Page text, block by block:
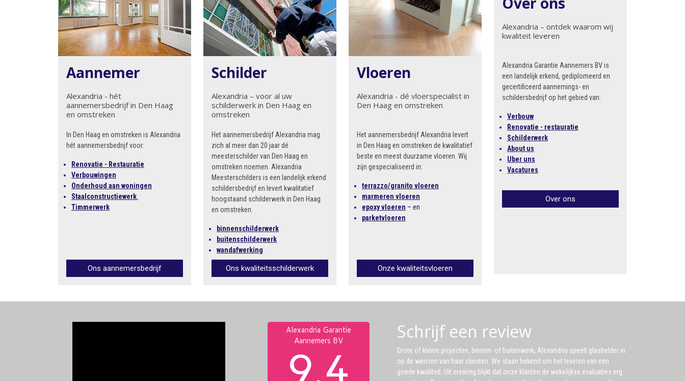
Aannemer
Alexandria - hét
aannemersbedrijf in Den Haag
en omstreken
In Den Haag en omstreken is Alexandria
hét aannemersbedrijf voor:
Renovatie - Restauratie
Verbouwingen
Onderhoud aan woningen
Staalconstructiewerk
Timmerwerk
Ons aannemersbedrijf
Schilder
Alexandria – voor al uw
schilderwerk in Den Haag en
omstreken
Het aannemersbedrijf Alexandria mag
zich al meer dan 20 jaar dé
meesterschilder van Den Haag en
omstreken noemen. Alexandria
Meesterschilders is een landelijk erkend
schildersbedrijf en levert kwalitatief
hoogstaand schilderwerk in Den Haag
en omstreken.
binnenschilderwerk
buitenschilderwerk
wandafwerking
Ons kwaliteitsschilderwerk
Vloeren
Alexandria - dé vloerspecialist in
Den Haag en omstreken
Het aannemersbedrijf Alexandria levert
in Den Haag en omstreken de kwalitatief
beste en meest duurzame vloeren. Wij
zijn gespecialiseerd in:
terrazzo/granito vloeren
marmeren vloeren
epoxy vloeren – en
parketvloeren
Onze kwaliteitsvloeren
Alexandria – ontdek waarom wij
kwaliteit leveren
Alexandria Garantie Aannemers BV is
een landelijk erkend, gediplomeerd en
gecertificeerd aannemings- en
schildersbedrijf op het gebied van:
Verbouw
Renovatie - restauratie
Schilderwerk
About us
Uber uns
Vacatures
Over ons
Schrijf een review
Grote of kleine projecten, binnen- of buitenwerk, Alexandria speelt glashelder in
op de wensen van haar cliënten. We staan bekend om het leveren van een
goede kwaliteit. Uit ervaring blijkt dat onze klanten de wekelijkse evaluaties erg